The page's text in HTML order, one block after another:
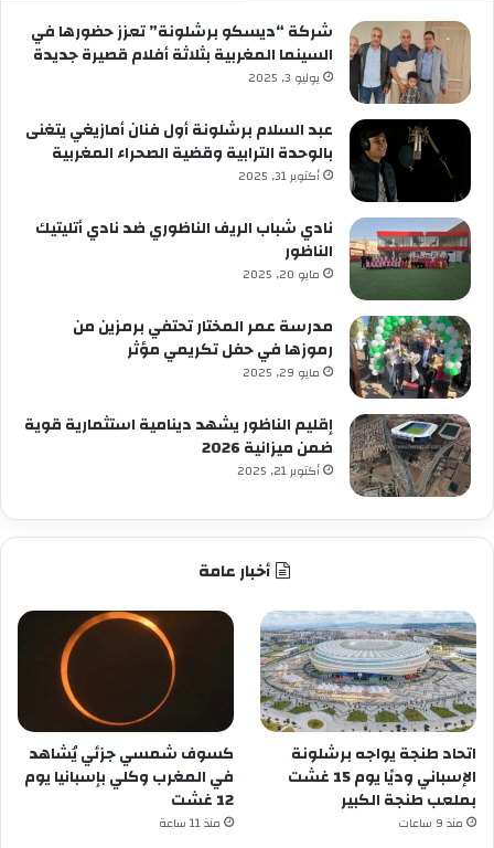
شركة “ديسكو برشلونة” تعزز حضورها في
السينما المغربية بثلاثة أفلام قصيرة جديدة
يوليو 3, 2025
عبد السلام برشلونة أول فنان أمازيغي يتغنى
بالوحدة الترابية وقضية الصحراء المغربية
أكتوبر 31, 2025
نادي شباب الريف الناظوري ضد نادي أتليتيك
الناظور
مايو 20, 2025
مدرسة عمر المختار تحتفي برمزين من
رموزها في حفل تكريمي مؤثر
مايو 29, 2025
إقليم الناظور يشهد دينامية استثمارية قوية
ضمن ميزانية 2026
أكتوبر 21, 2025
أخبار عامة
اتحاد طنجة يواجه برشلونة
الإسباني وديًا يوم 15 غشت
بملعب طنجة الكبير
منذ 9 ساعات
كسوف شمسي جزئي يُشاهد
في المغرب وكلي بإسبانيا يوم
12 غشت
منذ 11 ساعة